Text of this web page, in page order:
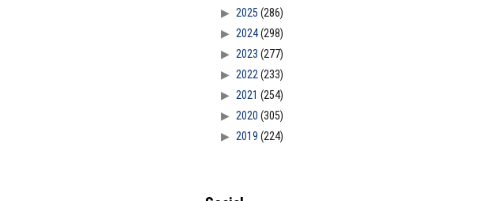
2025 (286)
2024(298)
2023 (277)
2022(233)
2021 (254)
2020 (305)
2019 (224)